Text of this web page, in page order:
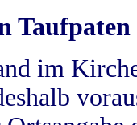
Taufpaten
im